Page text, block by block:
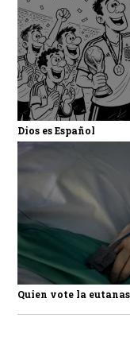
Dios es Español
Quien vote la